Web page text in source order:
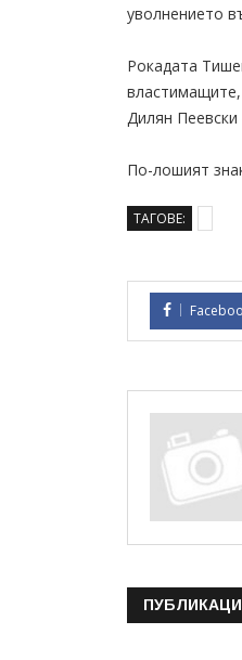
уволнението
Рокадата
Дилян
По-лошият
ТАГОВЕ: